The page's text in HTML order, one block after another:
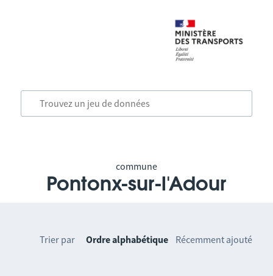
commune
Pontonx-sur-l'Adour
Trier par Ordre alphabétique Récemment ajouté